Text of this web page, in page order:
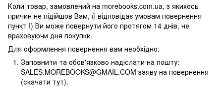
Коли товар, замовлений на morebooks.com.ua, з якихось
причин не підійшов Вам, (і відповідає умовам повернення
пункт I) Ви може повернути його протягом 14 днів, не
враховуючи дня покупки.
Для оформлення повернення вам необхідно:
Заповнити та обов'язково надіслати на пошту:
SALES.MOREBOOKS@GMAIL.COM заяву на повернення
(скачати тут).